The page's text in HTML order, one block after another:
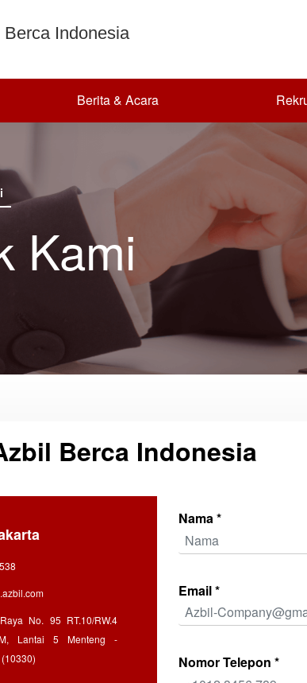
Berca Indonesia
Berita & Acara
Kami
Berca Indonesia
No. 95 RT.10/RW.4
Lantai 5 Menteng -
Nama *
Email *
Nomor Telepon *